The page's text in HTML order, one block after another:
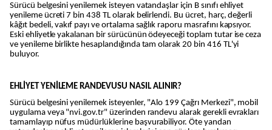
Sürücü belgesini yenilemek isteyen vatandaşlar için B sınıfı ehliyet
yenileme ücreti 7 bin 438 TL olarak belirlendi. Bu ücret, harç, değerli
kâğıt bedeli, vakıf payı ve ortalama sağlık raporu masrafını kapsıyor.
Eski ehliyetle yakalanan bir sürücünün ödeyeceği toplam tutar ise ceza
ve yenileme birlikte hesaplandığında tam olarak 20 bin 416 TL'yi
buluyor.
EHLİYET YENİLEME RANDEVUSU NASIL ALINIR?
Sürücü belgesini yenilemek isteyenler, "Alo 199 Çağrı Merkezi", mobil
uygulama veya "nvi.gov.tr" üzerinden randevu alarak gerekli evrakları
tamamlayıp nüfus müdürlüklerine başvurabiliyor. Öte yandan